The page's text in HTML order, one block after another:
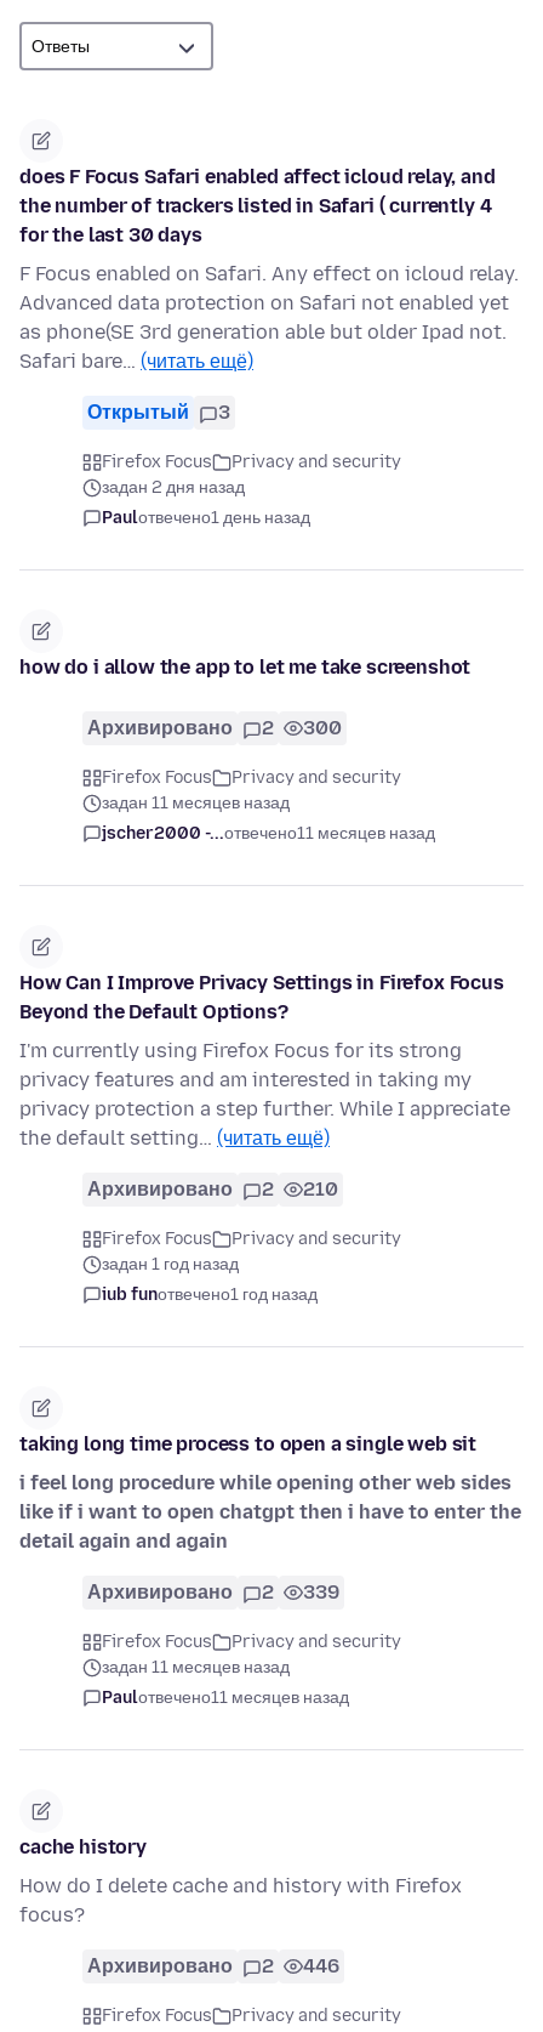
does F Focus Safari enabled affect icloud relay, and
the number of trackers listed in Safari ( currently 4
for the last 30 days
F Focus enabled on Safari. Any effect on icloud relay.
Advanced data protection on Safari not enabled yet
as phone(SE 3rd generation able but older Ipad not.
Safari bare… (читать ещё)
Открытый 3
Firefox Focus
Privacy and security
задан 2 дня назад
Paulотвечено1 день назад
how do i allow the app to let me take screenshot
Архивировано 2 300
Firefox Focus
Privacy and security
задан 11 месяцев назад
jscher2000 -...отвечено11 месяцев назад
How Can I Improve Privacy Settings in Firefox Focus
Beyond the Default Options?
I'm currently using Firefox Focus for its strong
privacy features and am interested in taking my
privacy protection a step further. While I appreciate
the default setting… (читать ещё)
Архивировано 2 210
Firefox Focus
Privacy and security
задан 1 год назад
iub funотвечено1 год назад
taking long time process to open a single web sit
i feel long procedure while opening other web sides
like if i want to open chatgpt then i have to enter the
detail again and again
Архивировано 2 339
Firefox Focus
Privacy and security
задан 11 месяцев назад
Paulотвечено11 месяцев назад
cache history
How do I delete cache and history with Firefox
focus?
Архивировано 2 446
Firefox Focus
Privacy and security